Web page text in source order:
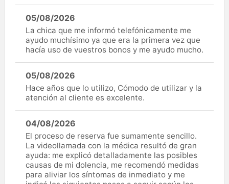
05/08/2026
La chica que me informó telefónicamente me
ayudo muchísimo ya que era la primera vez que
hacía uso de vuestros bonos y me ayudo mucho.
05/08/2026
Hace años que lo utilizo, Cómodo de utilizar y la
atención al cliente es excelente.
04/08/2026
El proceso de reserva fue sumamente sencillo.
La videollamada con la médica resultó de gran
ayuda: me explicó detalladamente las posibles
causas de mi dolencia, me recomendó medidas
para aliviar los síntomas de inmediato y me